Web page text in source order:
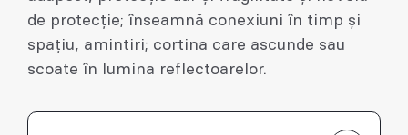
de protecție; înseamnă conexiuni în timp și
spațiu, amintiri; cortina care ascunde sau
scoate în lumina reflectoarelor.